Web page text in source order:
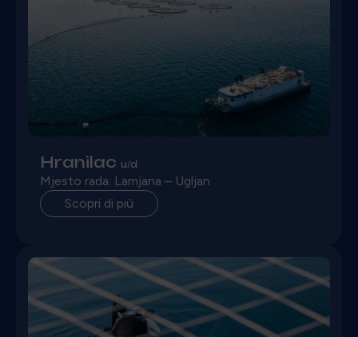
Hranilac u/d
Mjesto rada: Lamjana – Ugljan
Scopri di più